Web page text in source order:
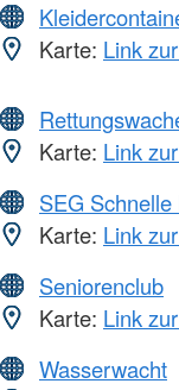
Karte: Link
Karte: Link
SEG
Karte: Link
Seniorenclub
Karte: Link
Wasserwacht